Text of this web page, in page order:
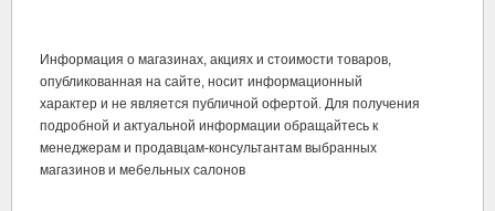
Информация о магазинах, акциях и стоимости товаров,
опубликованная на сайте, носит информационный
характер и не является публичной офертой. Для получения
подробной и актуальной информации обращайтесь к
менеджерам и продавцам-консультантам выбранных
магазинов и мебельных салонов